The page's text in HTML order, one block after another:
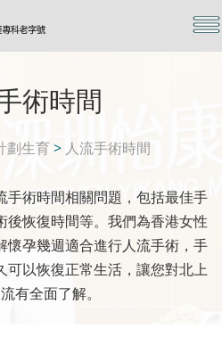
術時間
劃生育> 人流手術時間
手術時間相關問題，包括最佳手
後恢復時間等。我們為香港女性
懷孕幾週適合進行人流手術，手
可以恢復正常生活，讓您對北上
有全面了解。